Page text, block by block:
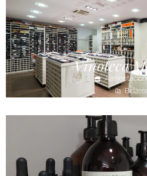
Vinoteca
Alimentación